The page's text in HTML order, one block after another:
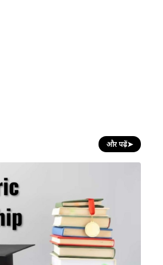
और पढ़ें➤